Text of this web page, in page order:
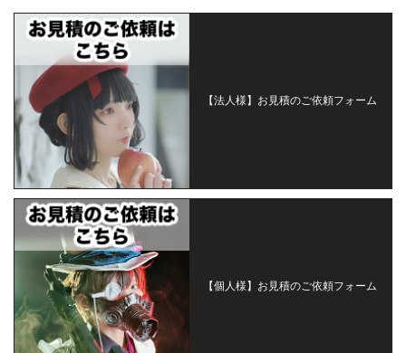
【法人様】お見積のご依頼フォーム
【個人様】お見積のご依頼フォーム